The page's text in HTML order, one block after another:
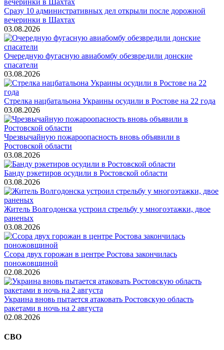
Сразу 10 административных дел открыли после дорожной
вечеринки в Шахтах
03.08.2026
Очередную фугасную авиабомбу обезвредили донские
спасатели
03.08.2026
Стрелка нацбатальона Украины осудили в Ростове на 22 года
03.08.2026
Чрезвычайную пожароопасность вновь объявили в
Ростовской области
03.08.2026
Банду рэкетиров осудили в Ростовской области
03.08.2026
Житель Волгодонска устроил стрельбу у многоэтажки, двое
раненых
03.08.2026
Ссора двух горожан в центре Ростова закончилась
поножовщиной
02.08.2026
Украина вновь пытается атаковать Ростовскую область
ракетами в ночь на 2 августа
02.08.2026
СВО